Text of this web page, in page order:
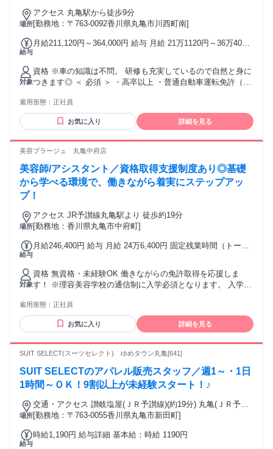
し
場所
アクセス 丸亀駅から徒歩9分
[勤務地：〒763-0092香川県丸亀市川西町南]
給与
月給211,120円～364,000円 給与 月給 21万1120円～36万4000
す ・賞与年2回（6月・12月） ※昨年度実績：3.4カ月分 ・昇
給年1回（7月） ※残業代別途全額支給 サービス残業は一切あ
りません♪ ・経験やスキルを考慮して給与を決定します。 ・
定期昇給なので、毎年必ず月給がアップ。 着実にキャリアス
・役職手当 店長手当：30,000円/月 副店長手当：5,000円/月
・資格手当 危険物取扱者乙種第4類：3000円/月 3級自動車整
備士：5000円/月 2級自動車整備士：1万円/月 検査員：2万
5000円/月 …など 交通費：交通費支給
対象
資格 ※車の知識は不問。 研修も充実しているので自然と身に
つきます◎ ＜ 必須 ＞ ・高卒以上 ・普通自動車運転免許（AT
第二新卒歓迎 ・ブランクＯＫ ＜ ぜひご応募ください！ ＞ ・
人と関わるのが好き ・ チームで取り組むことが好き ・ 安定
した大手企業に勤めたい ・ ワークライフバランスを大切に働
格は考慮します◎ ＞ ・危険物取扱者 ・自動車整備・板金の
取得支援制度あり 働きながら資格取得と経験が積めます ＜＜
未経験スタートも大歓迎！ ＞＞ 前職ではこんな経験がある方
も活躍中です！ ・法人営業・ルート営業・電気工事士 ・エン
バー ・飲食店・不動産・工場・販売サービス業
雇用形態： 正社員
お気に入り 詳細を見る
美容プラージュ 丸亀中府店
美容師/アシスタント／資格取得支援制度あり◎基礎
から学べる環境で、働きながら着実にステップアッ
プ！
場所
アクセス JR予讃線丸亀駅より 徒歩約19分
[勤務地：香川県丸亀市中府町]
給与
月給246,400円 給与 月給 24万6,400円 固定残業時間（トータ
（研修期間 6 ヶ月） 研修中 固定残業時間（トータル） 44時
間/月 研修中 残業代 6万1,600円 固定時間外手当（44h分）
61,600円含む。超過分別途支給。 ※給与は経験・能力により
異なる ※上記は22日出勤の給与【下記月給例欄を参照】 ※歩
対象
資格 無資格・未経験OK 働きながらの免許取得を応援しま
す！ ※理容美容学校の通信制に入学必須となります。 入学時
年制60歳（延長雇用65歳） 未経験・初心者OK 主婦・主夫歓
迎！ 学歴不問！ 下記などの経験がある方は必見です！ 他社
美容室（美容院）・ヘアカット専門店・ヘアカラー専門店・
ト、ヘアカット、ヘアセット、ヘッドスパなど
雇用形態： 正社員
お気に入り 詳細を見る
SUIT SELECT(スーツセレクト) ゆめタウン丸亀[641]
SUIT SELECTのアパレル販売スタッフ／週1～・1日
1時間～ＯＫ！9割以上が未経験スタート！♪
場所
交通・アクセス 讃岐塩屋(ＪＲ予讃線)(約19分) 丸亀(ＪＲ予讃
線)南口(約32分) 金蔵寺(ＪＲ土讃線/ＪＲ予讃線)(約44分)
[勤務地：〒763-0055香川県丸亀市新田町]
給与
時給1,190円 給与詳細 基本給：時給 1190円